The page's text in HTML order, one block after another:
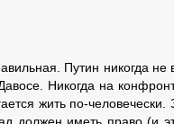
Путин никогда
Никогда на
жить по-